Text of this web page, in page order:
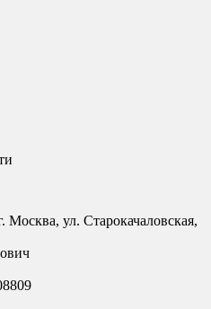
ул. Старокачаловская,